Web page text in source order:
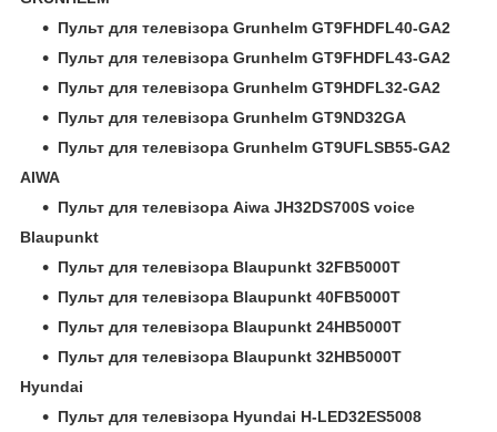
Пульт для телевізора Grunhelm GT9FHDFL40-GA2
Пульт для телевізора Grunhelm GT9FHDFL43-GA2
Пульт для телевізора Grunhelm GT9HDFL32-GA2
Пульт для телевізора Grunhelm GT9ND32GA
Пульт для телевізора Grunhelm GT9UFLSB55-GA2
AIWA
Пульт для телевізора Aiwa JH32DS700S voice
Blaupunkt
Пульт для телевізора Blaupunkt 32FB5000T
Пульт для телевізора Blaupunkt 40FB5000T
Пульт для телевізора Blaupunkt 24HB5000T
Пульт для телевізора Blaupunkt 32HB5000T
Hyundai
Пульт для телевізора Hyundai H-LED32ES5008